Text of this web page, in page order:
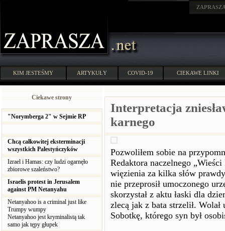
KIM JESTEŚMY ARTYKUŁY COVID-19 CIEKAWE LINKI
Ciekawe strony
"Norymberga 2" w Sejmie RP
Chcą całkowitej eksterminacji
wszystkich Palestyńczyków
Izrael i Hamas: czy ludzi ogarnęło
zbiorowe szaleństwo?
Israelis protest in Jerusalem
against PM Netanyahu
Netanyahoo is a criminal just like
Trumpy wumpy
Netanyahoo jest kryminalistą tak
samo jak tępy głupek
Interpretacja
karnego
Pozwoliłem sobie na
Redaktora naczelnego
więzienia za kilka słów
nie przeprosił umoczonego
skorzystał z aktu łaski dla
zlecą jak z bata strzelił.
Sobotkę, którego syn był